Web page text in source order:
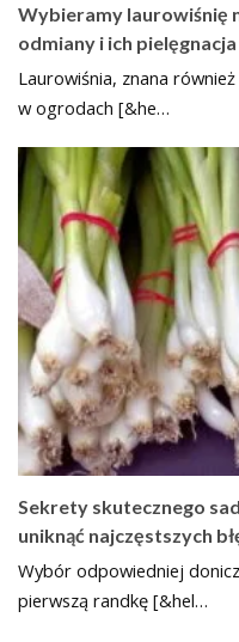
Wybieramy laurowiśnię
odmiany i ich pielęgnacja
Laurowiśnia, znana
w ogrodach [&he…
Sekrety skutecznego
uniknąć najczęstszych
Wybór odpowiedniej
pierwszą randkę [&hel…